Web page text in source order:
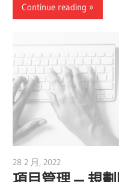
Continue reading
28 2 月, 2022